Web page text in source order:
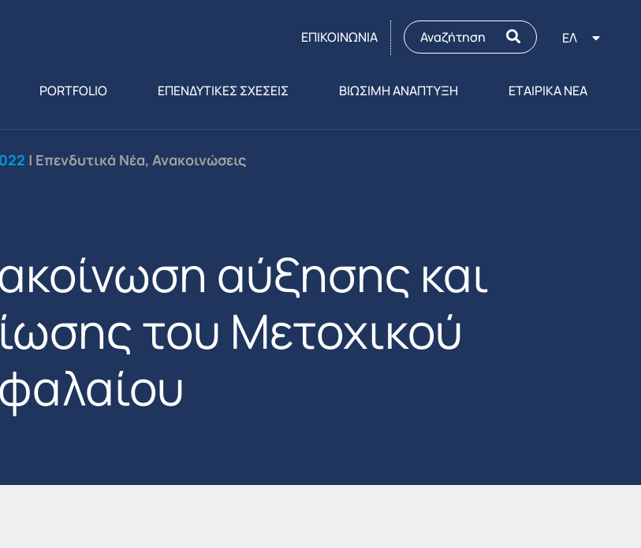
ΕΠΙΚΟΙΝΩΝΙΑ ΕΛ
PORTFOLIO ΕΠΕΝΔΥΤΙΚΕΣ ΣΧΕΣΕΙΣ ΒΙΩΣΙΜΗ ΑΝΑΠΤΥΞΗ ΕΤΑΙΡΙΚΑ ΝΕΑ
| Επενδυτικά Νέα, Ανακοινώσεις
αύξησης και
του Μετοχικού